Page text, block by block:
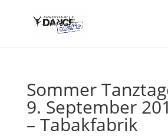
Sommer
9. September
– Tabakfabrik